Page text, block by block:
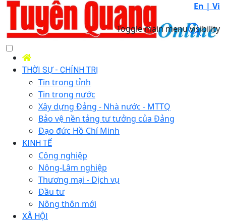
En | Vi
Toggle main menu visibility
THỜI SỰ - CHÍNH TRỊ
Tin trong tỉnh
Tin trong nước
Xây dựng Đảng - Nhà nước - MTTQ
Bảo vệ nền tảng tư tưởng của Đảng
Đạo đức Hồ Chí Minh
KINH TẾ
Công nghiệp
Nông-Lâm nghiệp
Thương mại - Dịch vụ
Đầu tư
Nông thôn mới
XÃ HỘI